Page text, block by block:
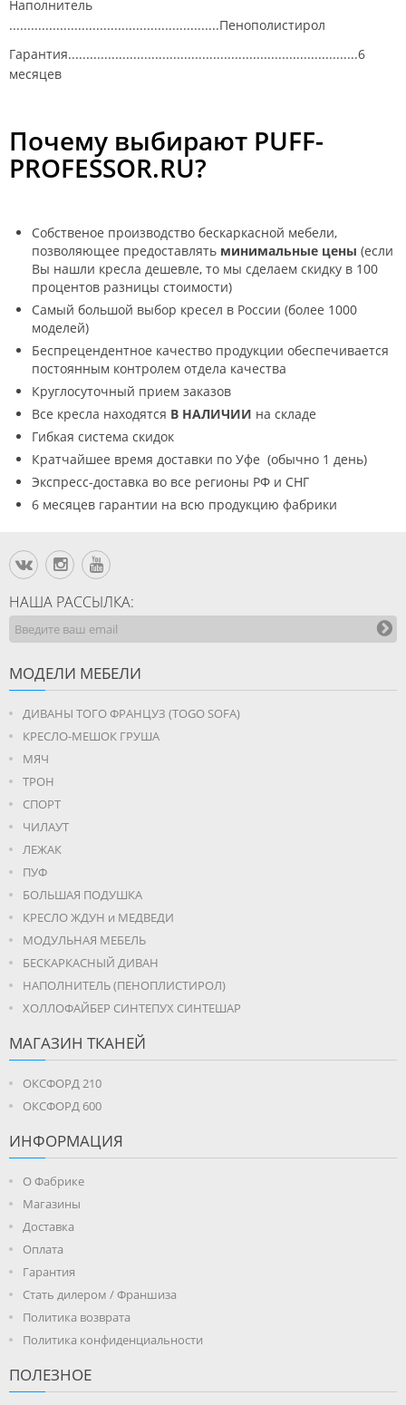
Наполнитель
..........................................................Пенополистирол
Гарантия................................................................................6
месяцев
Почему выбирают PUFF-
PROFESSOR.RU?
Собственое производство бескаркасной мебели,
позволяющее предоставлять минимальные цены (если
Вы нашли кресла дешевле, то мы сделаем скидку в 100
процентов разницы стоимости)
Самый большой выбор кресел в России (более 1000
моделей)
Беспрецендентное качество продукции обеспечивается
постоянным контролем отдела качества
Круглосуточный прием заказов
Все кресла находятся В НАЛИЧИИ на складе
Гибкая система скидок
Кратчайшее время доставки по Уфе (обычно 1 день)
Экспресс-доставка во все регионы РФ и СНГ
6 месяцев гарантии на всю продукцию фабрики
НАША РАССЫЛКА:
МОДЕЛИ МЕБЕЛИ
ДИВАНЫ ТОГО ФРАНЦУЗ (TOGO SOFA)
КРЕСЛО-МЕШОК ГРУША
МЯЧ
ТРОН
СПОРТ
ЧИЛАУТ
ЛЕЖАК
ПУФ
БОЛЬШАЯ ПОДУШКА
КРЕСЛО ЖДУН и МЕДВЕДИ
МОДУЛЬНАЯ МЕБЕЛЬ
БЕСКАРКАСНЫЙ ДИВАН
НАПОЛНИТЕЛЬ (ПЕНОПЛИСТИРОЛ)
ХОЛЛОФАЙБЕР СИНТЕПУХ СИНТЕШАР
МАГАЗИН ТКАНЕЙ
ОКСФОРД 210
ОКСФОРД 600
ИНФОРМАЦИЯ
О Фабрике
Магазины
Доставка
Оплата
Гарантия
Стать дилером / Франшиза
Политика возврата
Политика конфиденциальности
ПОЛЕЗНОЕ